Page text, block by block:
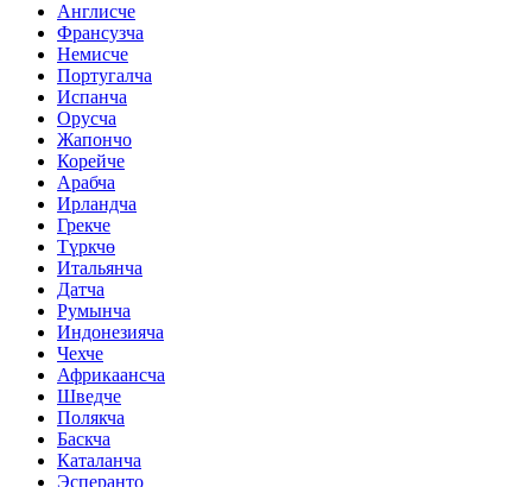
Англисче
Франсузча
Немисче
Португалча
Испанча
Орусча
Жапончо
Корейче
Арабча
Ирландча
Грекче
Түркчө
Итальянча
Датча
Румынча
Индонезияча
Чехче
Африкаансча
Шведче
Полякча
Баскча
Каталанча
Эсперанто